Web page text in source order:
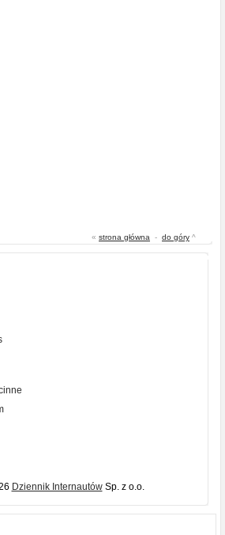
« strona główna - do góry ^
Dziennik InternautówSp. z o.o.